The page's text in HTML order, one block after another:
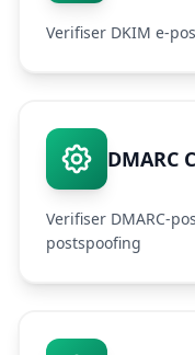
Verifiser DKIM e-
DMARC
Verifiser DMARC-
postspoofing